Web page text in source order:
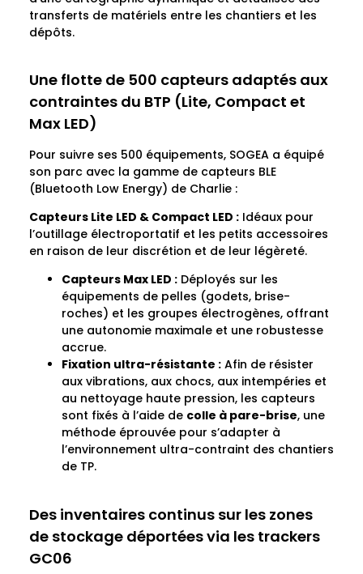
transferts de matériels entre les chantiers et les
dépôts.
Une flotte de 500 capteurs adaptés aux
contraintes du BTP (Lite, Compact et
Max LED)
Pour suivre ses 500 équipements, SOGEA a équipé
son parc avec la gamme de capteurs BLE
(Bluetooth Low Energy) de Charlie :
Capteurs Lite LED & Compact LED : Idéaux pour
l’outillage électroportatif et les petits accessoires
en raison de leur discrétion et de leur légèreté.
Capteurs Max LED : Déployés sur les
équipements de pelles (godets, brise-
roches) et les groupes électrogènes, offrant
une autonomie maximale et une robustesse
accrue.
Fixation ultra-résistante : Afin de résister
aux vibrations, aux chocs, aux intempéries et
au nettoyage haute pression, les capteurs
sont fixés à l’aide de colle à pare-brise, une
méthode éprouvée pour s’adapter à
l’environnement ultra-contraint des chantiers
de TP.
Des inventaires continus sur les zones
de stockage déportées via les trackers
GC06